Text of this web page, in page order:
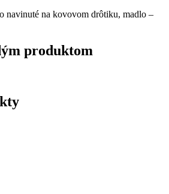
navinuté na kovovom drôtiku, madlo –
produktom